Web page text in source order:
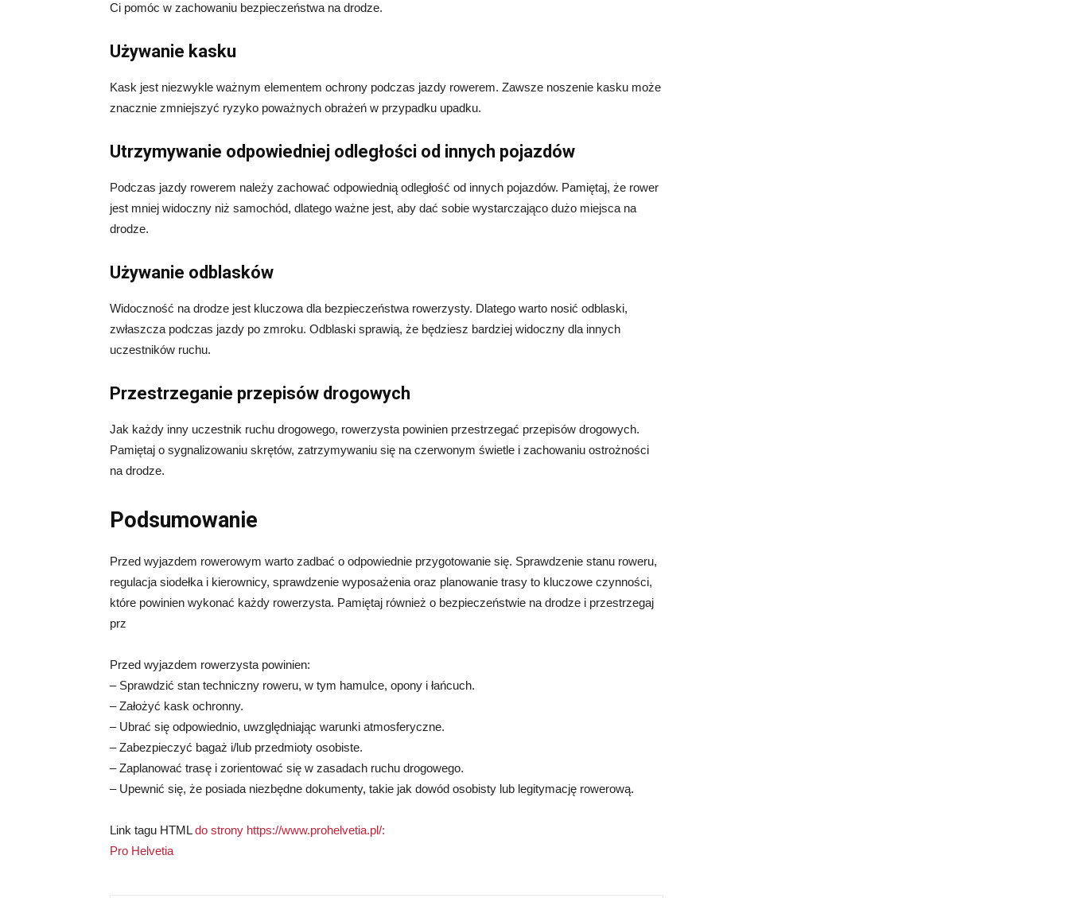
Ci pomóc w zachowaniu bezpieczeństwa na drodze.
Używanie kasku
Kask jest niezwykle ważnym elementem ochrony podczas jazdy rowerem. Zawsze noszenie kasku może
znacznie zmniejszyć ryzyko poważnych obrażeń w przypadku upadku.
Utrzymywanie odpowiedniej odległości od innych pojazdów
Podczas jazdy rowerem należy zachować odpowiednią odległość od innych pojazdów. Pamiętaj, że rower
jest mniej widoczny niż samochód, dlatego ważne jest, aby dać sobie wystarczająco dużo miejsca na
drodze.
Używanie odblasków
Widoczność na drodze jest kluczowa dla bezpieczeństwa rowerzysty. Dlatego warto nosić odblaski,
zwłaszcza podczas jazdy po zmroku. Odblaski sprawią, że będziesz bardziej widoczny dla innych
uczestników ruchu.
Przestrzeganie przepisów drogowych
Jak każdy inny uczestnik ruchu drogowego, rowerzysta powinien przestrzegać przepisów drogowych.
Pamiętaj o sygnalizowaniu skrętów, zatrzymywaniu się na czerwonym świetle i zachowaniu ostrożności
na drodze.
Podsumowanie
Przed wyjazdem rowerowym warto zadbać o odpowiednie przygotowanie się. Sprawdzenie stanu roweru,
regulacja siodełka i kierownicy, sprawdzenie wyposażenia oraz planowanie trasy to kluczowe czynności,
które powinien wykonać każdy rowerzysta. Pamiętaj również o bezpieczeństwie na drodze i przestrzegaj
prz
Przed wyjazdem rowerzysta powinien:
– Sprawdzić stan techniczny roweru, w tym hamulce, opony i łańcuch.
– Założyć kask ochronny.
– Ubrać się odpowiednio, uwzględniając warunki atmosferyczne.
– Zabezpieczyć bagaż i/lub przedmioty osobiste.
– Zaplanować trasę i zorientować się w zasadach ruchu drogowego.
– Upewnić się, że posiada niezbędne dokumenty, takie jak dowód osobisty lub legitymację rowerową.
Link tagu HTMLdo strony https://www.prohelvetia.pl/:
Pro Helvetia